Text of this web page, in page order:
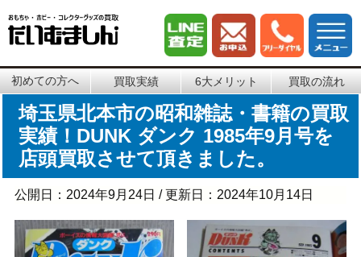
初めての方へ 買取実績 6大メリット 買取の流れ
埼玉県北本市の昭和雑誌・書籍の買取
実績！DUNK ダンク 1985年9月号を
店頭買取させて頂きました。
公開日： 2024年9月24日 / 更新日： 2024年10月14日